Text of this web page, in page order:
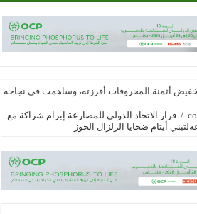
أثمنة المحروقات أفرزته، وساهمت في
/ قرار الاتحاد الدولي للمصارعة إبرام شراكة مع
أيتام ضحايا الزلزال الحوز